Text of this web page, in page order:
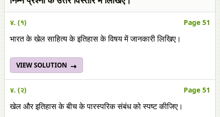
४. (१) Page 51
भारत के खेल साहित्य के इतिहास के विषय में जानकारी लिखिए।
VIEW SOLUTION
४. (२) Page 51
खेल और इतिहास के बीच के पारस्परिक संबंध को स्पष्ट कीजिए।